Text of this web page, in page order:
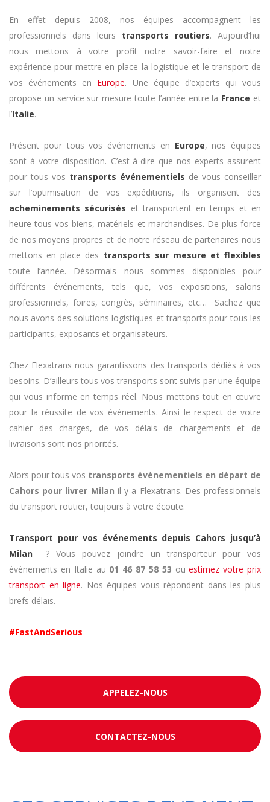
En effet depuis 2008, nos équipes accompagnent les
professionnels dans leurs transports routiers. Aujourd’hui
nous mettons à votre profit notre savoir-faire et notre
expérience pour mettre en place la logistique et le transport de
vos événements en Europe. Une équipe d’experts qui vous
propose un service sur mesure toute l’année entre la France et
l’Italie.
Présent pour tous vos événements en Europe, nos équipes
sont à votre disposition. C’est-à-dire que nos experts assurent
pour tous vos transports événementiels de vous conseiller
sur l’optimisation de vos expéditions, ils organisent des
acheminements sécurisés et transportent en temps et en
heure tous vos biens, matériels et marchandises. De plus force
de nos moyens propres et de notre réseau de partenaires nous
mettons en place des transports sur mesure et flexibles
toute l’année. Désormais nous sommes disponibles pour
différents événements, tels que, vos expositions, salons
professionnels, foires, congrès, séminaires, etc… Sachez que
nous avons des solutions logistiques et transports pour tous les
participants, exposants et organisateurs.
Chez Flexatrans nous garantissons des transports dédiés à vos
besoins. D’ailleurs tous vos transports sont suivis par une équipe
qui vous informe en temps réel. Nous mettons tout en œuvre
pour la réussite de vos événements. Ainsi le respect de votre
cahier des charges, de vos délais de chargements et de
livraisons sont nos priorités.
Alors pour tous vos transports événementiels en départ de
Cahors pour livrer Milan il y a Flexatrans. Des professionnels
du transport routier, toujours à votre écoute.
Transport pour vos événements depuis Cahors jusqu’à
Milan
? Vous pouvez joindre un transporteur pour vos
événements en Italie au 01 46 87 58 53 ouestimez votre prix
transport en ligne. Nos équipes vous répondent dans les plus
brefs délais.
#FastAndSerious
APPELEZ-NOUS
CONTACTEZ-NOUS